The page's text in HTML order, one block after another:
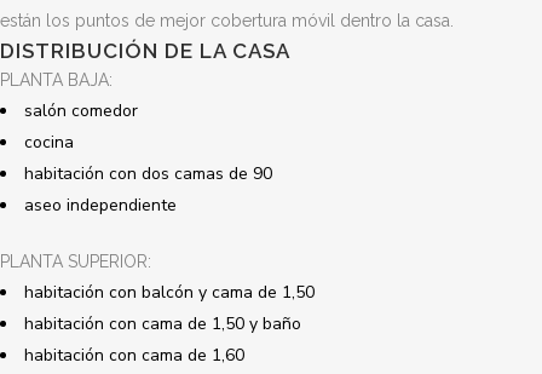
están los puntos de mejor cobertura móvil dentro la casa.
DISTRIBUCIÓN DE LA CASA
PLANTA BAJA:
salón comedor
cocina
habitación con dos camas de 90
aseo independiente
PLANTA SUPERIOR:
habitación con balcón y cama de 1,50
habitación con cama de 1,50 y baño
habitación con cama de 1,60